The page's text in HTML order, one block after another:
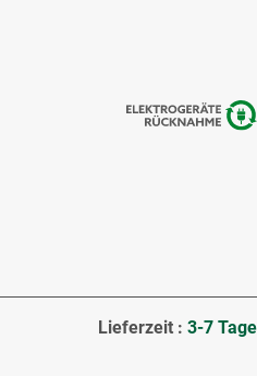
Lieferzeit : 3-7 Tage